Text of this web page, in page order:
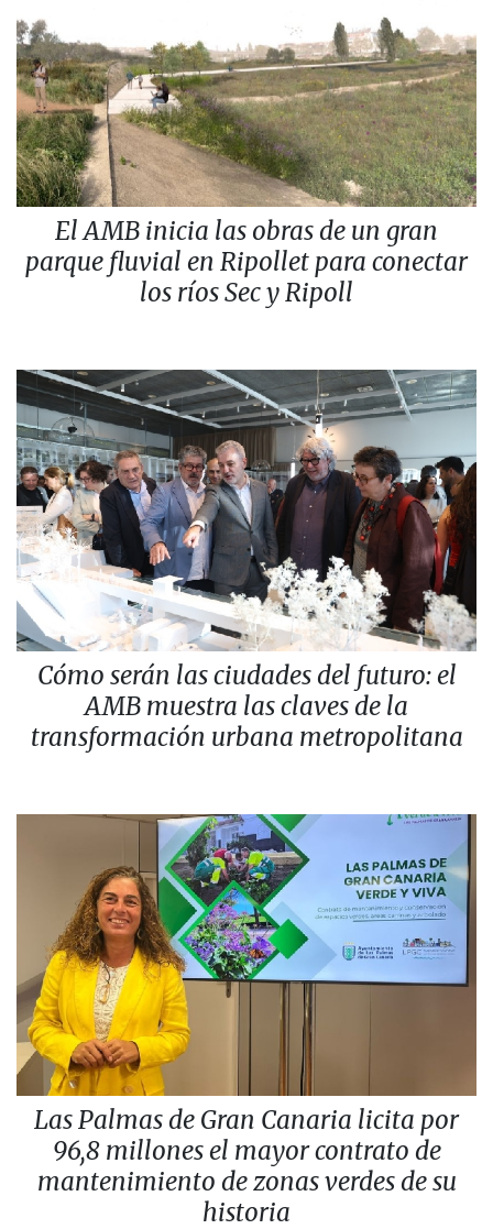
El AMB inicia las obras de un gran
parque fluvial en Ripollet para conectar
los ríos Sec y Ripoll
Cómo serán las ciudades del futuro: el
AMB muestra las claves de la
transformación urbana metropolitana
Las Palmas de Gran Canaria licita por
96,8 millones el mayor contrato de
mantenimiento de zonas verdes de su
historia